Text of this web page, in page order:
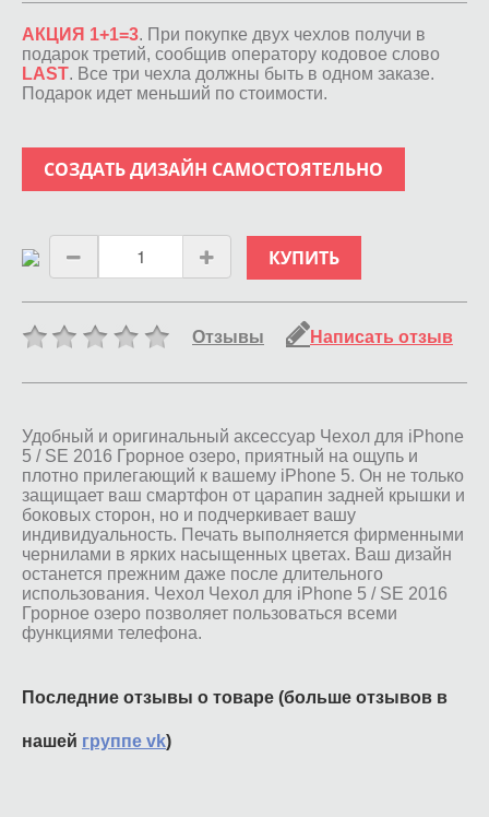
АКЦИЯ 1+1=3. При покупке двух чехлов получи в
подарок третий, сообщив оператору кодовое слово
LAST. Все три чехла должны быть в одном заказе.
Подарок идет меньший по стоимости.
СОЗДАТЬ ДИЗАЙН САМОСТОЯТЕЛЬНО
КУПИТЬ
Отзывы Написать отзыв
Удобный и оригинальный аксессуар Чехол для iPhone
5 / SE 2016 Грорное озеро, приятный на ощупь и
плотно прилегающий к вашему iPhone 5. Он не только
защищает ваш смартфон от царапин задней крышки и
боковых сторон, но и подчеркивает вашу
индивидуальность. Печать выполняется фирменными
чернилами в ярких насыщенных цветах. Ваш дизайн
останется прежним даже после длительного
использования. Чехол Чехол для iPhone 5 / SE 2016
Грорное озеро позволяет пользоваться всеми
функциями телефона.
Последние отзывы о товаре (больше отзывов в
нашей группе vk)